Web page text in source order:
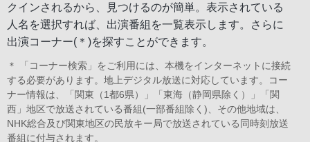
クインされるから、見つけるのが簡単。表示されている
人名を選択すれば、出演番組を一覧表示します。さらに
出演コーナー(＊)を探すことができます。
＊ 「コーナー検索」をご利用には、本機をインターネットに接続
する必要があります。地上デジタル放送に対応しています。コー
ナー情報は、「関東（1都6県）」「東海（静岡県除く）」「関
西」地区で放送されている番組(一部番組除く)、その他地域は、
NHK総合及び関東地区の民放キー局で放送されている同時刻放送
番組に付与されます。